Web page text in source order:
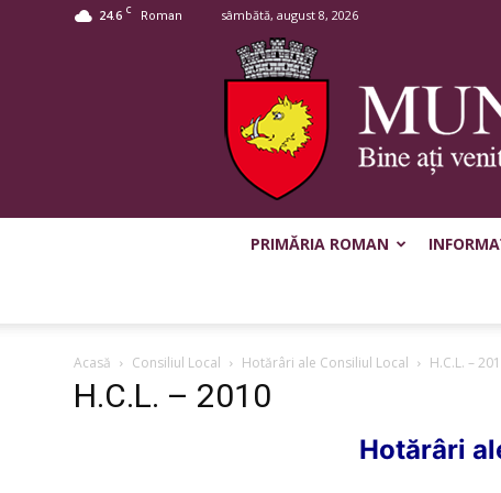
24.6 C Roman sâmbătă, august 8, 2026
PRIMĂRIA ROMAN
Acasă Consiliul Local Hotărâri ale Consiliul Local H.C.L. –
H.C.L. – 2010
Hotărâri